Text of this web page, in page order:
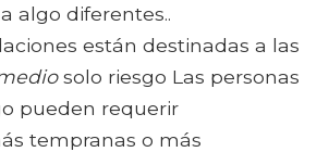
algo diferentes..
están destinadas a las
solo riesgo Las personas
pueden requerir
tempranas o más